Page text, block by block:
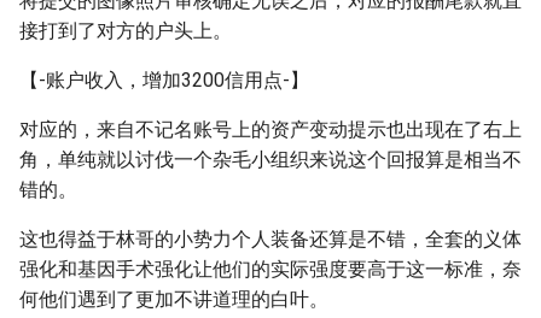
接打到了对方的户头上。
【-账户收入，增加3200信用点-】
对应的，来自不记名账号上的资产变动提示也出现在了右上
角，单纯就以讨伐一个杂毛小组织来说这个回报算是相当不
错的。
这也得益于林哥的小势力个人装备还算是不错，全套的义体
强化和基因手术强化让他们的实际强度要高于这一标准，奈
何他们遇到了更加不讲道理的白叶。